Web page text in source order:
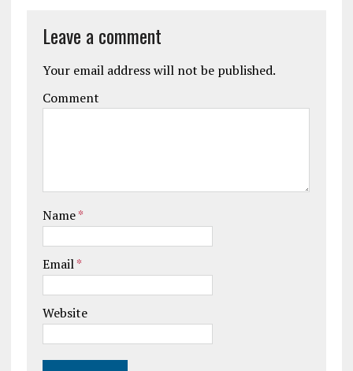
Leave a comment
Your email address will not be published.
Comment
Name*
Email*
Website